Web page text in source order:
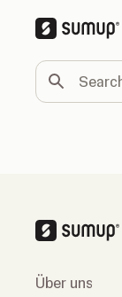
Search
Über uns